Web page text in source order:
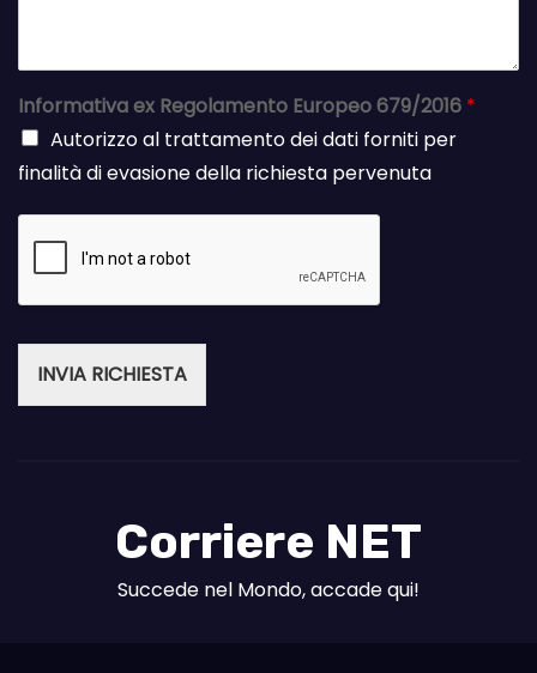
Informativa ex Regolamento Europeo 679/2016 *
Autorizzo al trattamento dei dati forniti per
finalità di evasione della richiesta pervenuta
INVIA RICHIESTA
Corriere NET
Succede nel Mondo, accade qui!